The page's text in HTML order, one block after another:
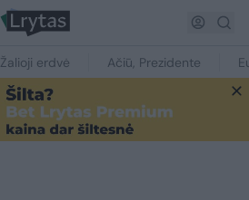
Žalioji erdvė Ačiū, Prezidente